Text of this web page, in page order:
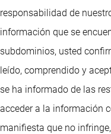
responsabilidad de
información que se
subdominios, usted
leído, comprendido y
se ha informado de las
acceder a la información
manifiesta que no